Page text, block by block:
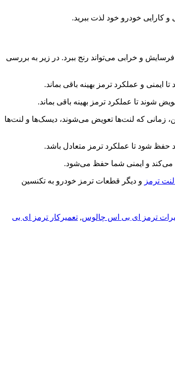
و خرابی می‌تواند رنج ببرد. در زیر به بررسی
زمانی که لنت‌ها تعویض می‌شوند، دیسک‌ها و لنت‌ها
ترمز و دیگر قطعات ترمز خودرو به تکنسین
ترمز ای بی اس چالوس, تعمیرکار ترمز ای بی